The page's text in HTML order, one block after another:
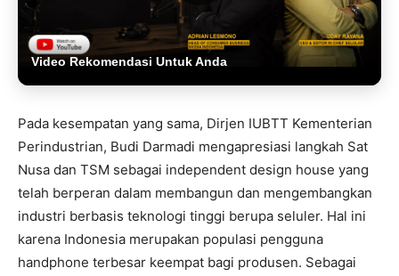
Video Rekomendasi Untuk Anda
Pada kesempatan yang sama, Dirjen IUBTT Kementerian
Perindustrian, Budi Darmadi mengapresiasi langkah Sat
Nusa dan TSM sebagai independent design house yang
telah berperan dalam membangun dan mengembangkan
industri berbasis teknologi tinggi berupa seluler. Hal ini
karena Indonesia merupakan populasi pengguna
handphone terbesar keempat bagi produsen. Sebagai